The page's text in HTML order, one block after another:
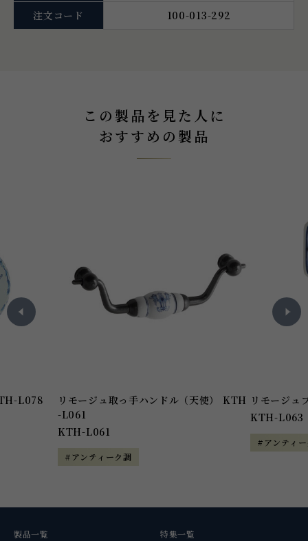
注文コード 100-013-292
この製品を見た人に
おすすめの製品
L078
リモージュ取っ手ハンドル（天使） KTH
-L061
KTH-L061
#アンティーク調
リモージュ
KTH-L063
#アンティ
製品一覧 特集一覧